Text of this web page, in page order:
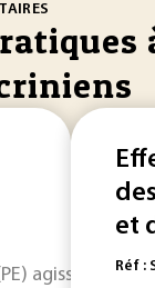
agissent sur
et
Réf :